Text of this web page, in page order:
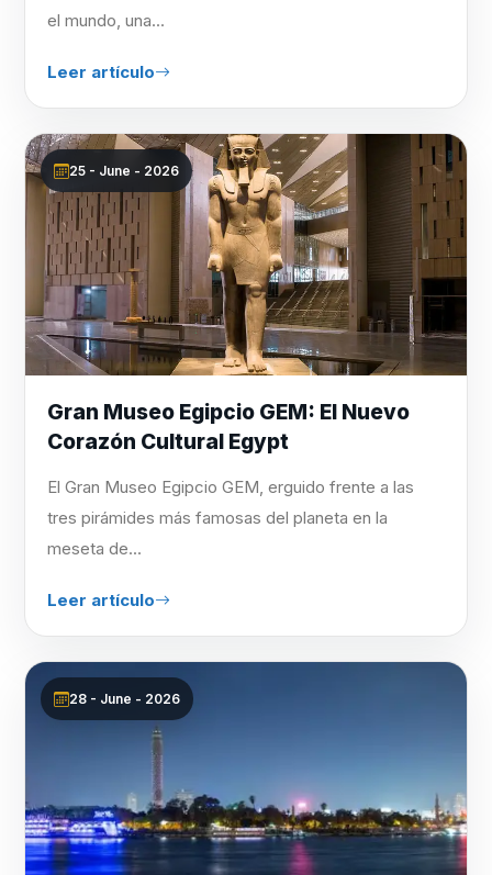
el mundo, una...
Leer artículo
25 - June - 2026
Gran Museo Egipcio GEM: El Nuevo
Corazón Cultural Egypt
El Gran Museo Egipcio GEM, erguido frente a las
tres pirámides más famosas del planeta en la
meseta de...
Leer artículo
28 - June - 2026